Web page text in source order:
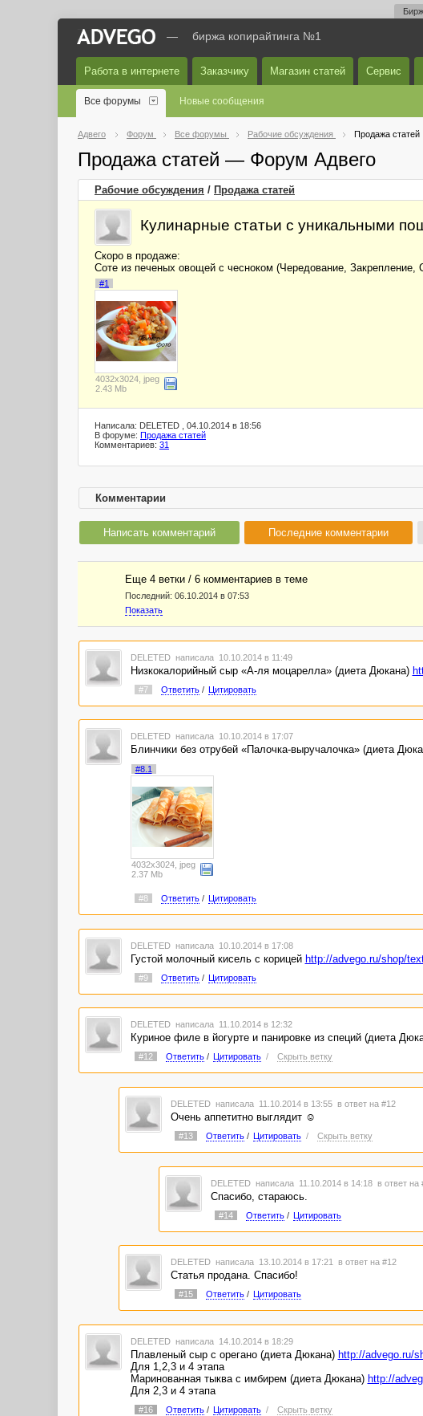
— биржа копирайтинга №1
Работа в интернете Заказчику Магазин статей Сервис
Все форумы Новые сообщения
Адвего Форум Все форумы Рабочие обсуждения Продажа статей
Продажа статей — Форум Адвего
Рабочие обсуждения / Продажа статей
Кулинарные статьи с уникальными
Скоро в продаже:
Соте из печеных овощей с чесноком (Чередование, Закрепление,
#1
4032x3024, jpeg
2.43 Mb
Написала: DELETED , 04.10.2014 в 18:56
В форуме: Продажа статей
Комментариев: 31
Комментарии
Написать комментарий Последние комментарии
Еще 4 ветки / 6 комментариев в темe
Последний: 06.10.2014 в 07:53
Показать
DELETED написала 10.10.2014 в 11:49
Низкокалорийный сыр «А-ля моцарелла» (диета Дюкана)
#7 Ответить/ Цитировать
DELETED написала 10.10.2014 в 17:07
Блинчики без отрубей «Палочка-выручалочка» (диета
#8.1
4032x3024, jpeg
2.37 Mb
#8 Ответить/ Цитировать
DELETED написала 10.10.2014 в 17:08
Густой молочный кисель с корицей http://advego.ru/shop/
#9 Ответить/ Цитировать
DELETED написала 11.10.2014 в 12:32
Куриное филе в йогурте и панировке из специй (диета
#12 Ответить/ Цитировать / Скрыть ветку
DELETED написала 11.10.2014 в 13:55 в ответ на #12
Очень аппетитно выглядит ☺
#13 Ответить/ Цитировать / Скрыть ветку
DELETED написала 11.10.2014 в 14:18 в ответ на
Спасибо, стараюсь.
#14 Ответить/ Цитировать
DELETED написала 13.10.2014 в 17:21 в ответ на #12
Статья продана. Спасибо!
#15 Ответить/ Цитировать
DELETED написала 14.10.2014 в 18:29
Плавленый сыр с орегано (диета Дюкана) http://advego.ru/
Для 1,2,3 и 4 этапа
Маринованная тыква с имбирем (диета Дюкана) http://
Для 2,3 и 4 этапа
#16 Ответить/ Цитировать / Скрыть ветку